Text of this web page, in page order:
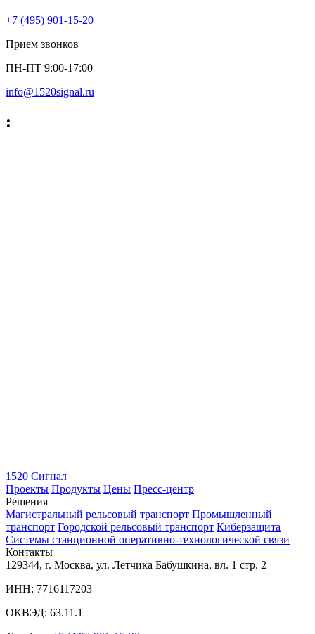
+7 (495) 901-15-20
Прием звонков
ПН-ПТ 9:00-17:00
info@1520signal.ru
:
1520 Сигнал
Проекты Продукты Цены Пресс-центр
Решения
Магистральный рельсовый транспорт Промышленный
транспорт Городской рельсовый транспорт Киберзащита
Системы станционной оперативно-технологической связи
Контакты
129344, г. Москва, ул. Летчика Бабушкина, вл. 1 стр. 2
ИНН: 7716117203
ОКВЭД: 63.11.1